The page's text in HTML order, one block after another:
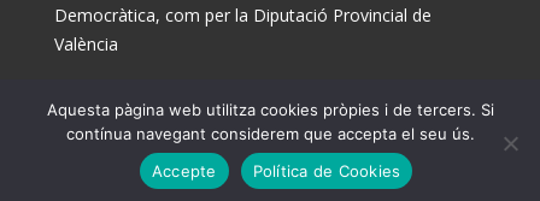
Democràtica, com per la Diputació Provincial de
València
© Ajuntament de Museros 2025
Aquesta pàgina web utilitza cookies pròpies i de tercers. Si
contínua navegant considerem que accepta el seu ús.
Accepte
Política de Cookies